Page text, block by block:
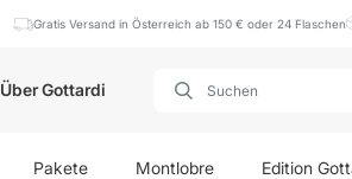
Gratis Versand in Österreich ab 150 € oder 24 Flaschen
Über Gottardi
Pakete Montlobre Edition